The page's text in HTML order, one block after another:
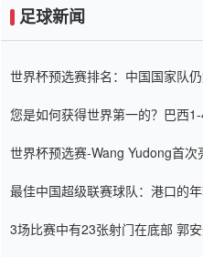
足球新闻
世界杯预选赛排名：中国国家队
您是如何获得世界第一的？巴西
世界杯预选赛-Wang Yudong首次
最佳中国超级联赛球队：港口的
3场比赛中有23张射门在底部 郭